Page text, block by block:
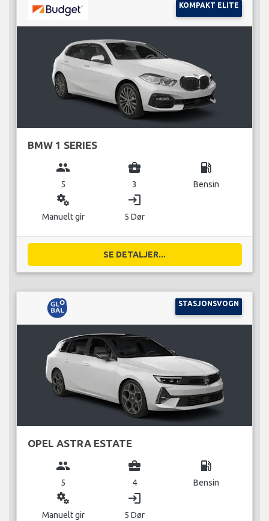
KOMPAKT ELITE
BMW 1 SERIES
group
5
business_center
3
local_gas_station
Bensin
miscellaneous_services
Manuelt gir
login
5 Dør
SE DETALJER...
STASJONSVOGN
OPEL ASTRA ESTATE
group
5
business_center
4
local_gas_station
Bensin
miscellaneous_services
Manuelt gir
login
5 Dør